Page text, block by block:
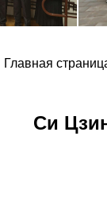
Главная
Си